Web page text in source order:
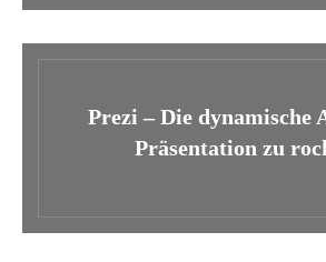
Prezi – Die dynamische
Präsentation zu